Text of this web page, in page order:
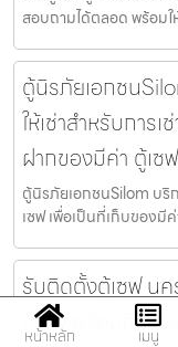
สอบถามได้ตลอด พร้อม
ตู้นิรภัยเอกชน
ให้เช่าสำหรับการ
ฝากของมีค่า ตู้เซ
ตู้นิรภัยเอกชนSilom บริ
เซฟ เพื่อเป็นที่เก็บของมี
รับติดตั้งตู้เซฟ น
ตู้เซฟ พร้อมทีมงา
หน้าหลัก เมนู